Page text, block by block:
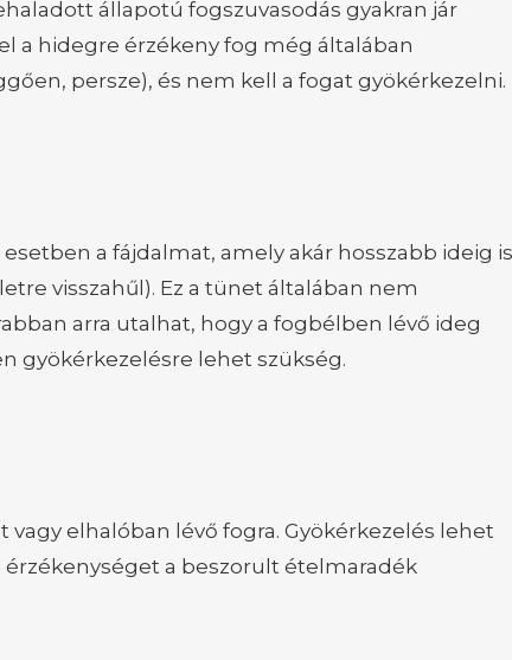
állapotú fogszuvasodás gyakran jár
a hidegre érzékeny fog még általában
persze), és nem kell a fogat gyökérkezelni.
a fájdalmat, amely akár hosszabb ideig is
visszahűl). Ez a tünet általában nem
arra utalhat, hogy a fogbélben lévő ideg
gyökérkezelésre lehet szükség.
elhalóban lévő fogra. Gyökérkezelés lehet
érzékenységet a beszorult ételmaradék